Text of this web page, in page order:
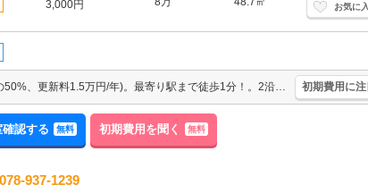
3,000円
お気に
保証会社要(初回、月額総賃料の50%、更新料1.5万円/年)。最寄り駅まで徒歩1分！。2沿線利用可能です。TVインターホン付き。全居室に収納スペースあり。バス・トイレ別。ぜひお問い合わせください!。 初期費用に注
確認する 無料 初期費用を聞く 無料
078-937-1239